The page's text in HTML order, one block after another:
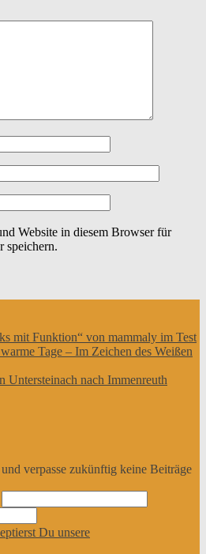
Website in diesem Browser für
speichern.
mit Funktion“ von mammaly im Test
Tage – Im Zeichen des Weißen
Untersteinach nach Immenreuth
verpasse zukünftig keine Beiträge
Du unsere